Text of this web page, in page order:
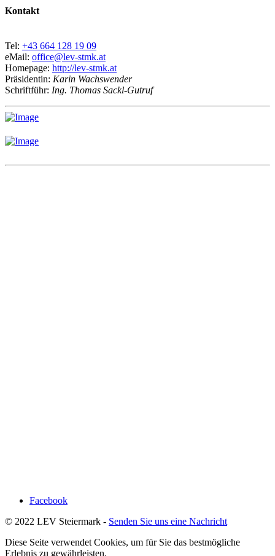
Kontakt
Tel: +43 664 128 19 09
eMail: office@lev-stmk.at
Homepage: http://lev-stmk.at
Präsidentin: Karin Wachswender
Schriftführ: Ing. Thomas Sackl-Gutruf
Facebook
© 2022 LEV Steiermark - Senden Sie uns eine Nachricht
Diese Seite verwendet Cookies, um für Sie das bestmögliche
Erlebnis zu gewährleisten.